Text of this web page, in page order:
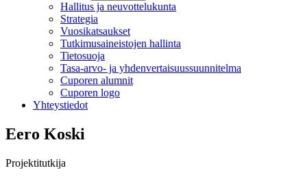
Hallitus ja neuvottelukunta
Strategia
Vuosikatsaukset
Tutkimusaineistojen hallinta
Tietosuoja
Tasa-arvo- ja yhdenvertaisuussuunnitelma
Cuporen alumnit
Cuporen logo
Yhteystiedot
Eero Koski
Projektitutkija